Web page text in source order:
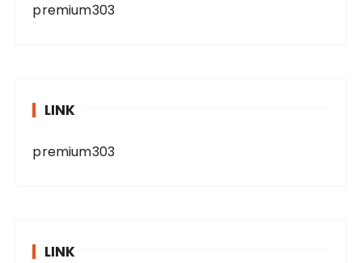
premium303
LINK
premium303
LINK